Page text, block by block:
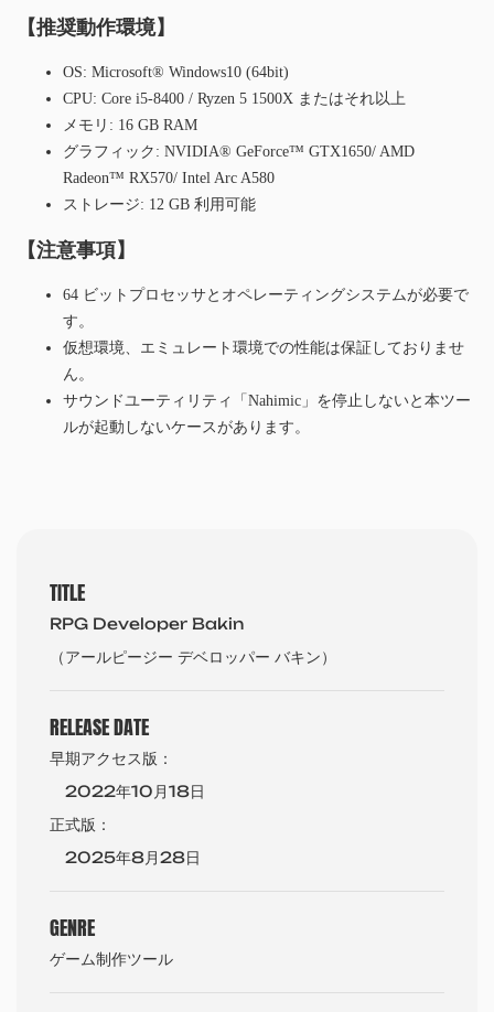
【推奨動作環境】
OS: Microsoft® Windows10 (64bit)
CPU: Core i5-8400 / Ryzen 5 1500X またはそれ以上
メモリ: 16 GB RAM
グラフィック: NVIDIA® GeForce™ GTX1650/ AMD
Radeon™ RX570/ Intel Arc A580
ストレージ: 12 GB 利用可能
【注意事項】
64 ビットプロセッサとオペレーティングシステムが必要で
す。
仮想環境、エミュレート環境での性能は保証しておりませ
ん。
サウンドユーティリティ「Nahimic」を停止しないと本ツー
ルが起動しないケースがあります。
TITLE
RPG Developer Bakin
（アールピージー デベロッパー バキン）
RELEASE DATE
早期アクセス版：
2022年10月18日
正式版：
2025年8月28日
GENRE
ゲーム制作ツール